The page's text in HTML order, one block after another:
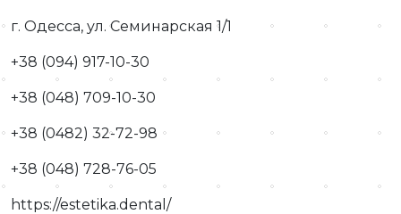
г. Одесса, ул. Семинарская 1/1
+38 (094) 917-10-30
+38 (048) 709-10-30
+38 (0482) 32-72-98
+38 (048) 728-76-05
https://estetika.dental/